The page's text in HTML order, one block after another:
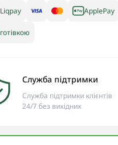
Liqpay ApplePay
готівкою
Служба підтримки
Служба підтримки клієнтів
24/7 без вихідних